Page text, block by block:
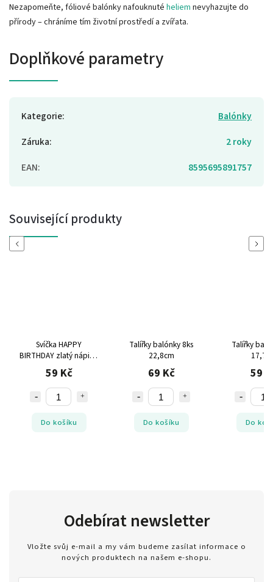
Nezapomeňte, fóliové balónky nafouknuté heliem nevyhazujte do
přírody – chráníme tím životní prostředí a zvířata.
Doplňkové parametry
Kategorie:
Balónky
Záruka:
2 roky
EAN: 8595695891757
Související produkty
Previous
Svíčka HAPPY
BIRTHDAY zlatý nápis 8
cm x 6 cm
59 Kč
Do košíku
Talířky balónky 8ks
22,8cm
69 Kč
Do košíku
Talířky
59
Do
Next
Odebírat newsletter
Vložte svůj e-mail a my vám budeme zasílat informace o
nových produktech na našem e-shopu.